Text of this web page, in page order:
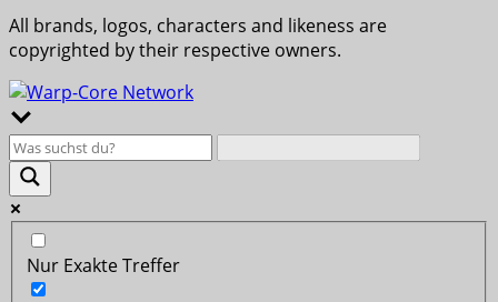
All brands, logos, characters and likeness are
copyrighted by their respective owners.
Nur Exakte Treffer